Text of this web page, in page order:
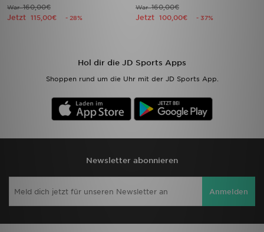
War160,00€
Jetzt 115,00€ - 28%
War160,00€
Jetzt 100,00€ - 37%
Hol dir die JD Sports Apps
Shoppen rund um die Uhr mit der JD Sports App.
Newsletter abonnieren
Anmelden